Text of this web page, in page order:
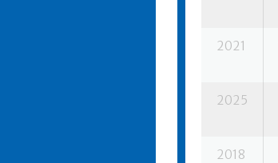
2021
2025
2018